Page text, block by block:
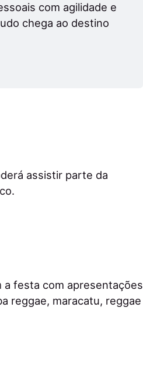
com agilidade e
chega ao destino
assistir parte da
a festa com apresentações
reggae, maracatu, reggae